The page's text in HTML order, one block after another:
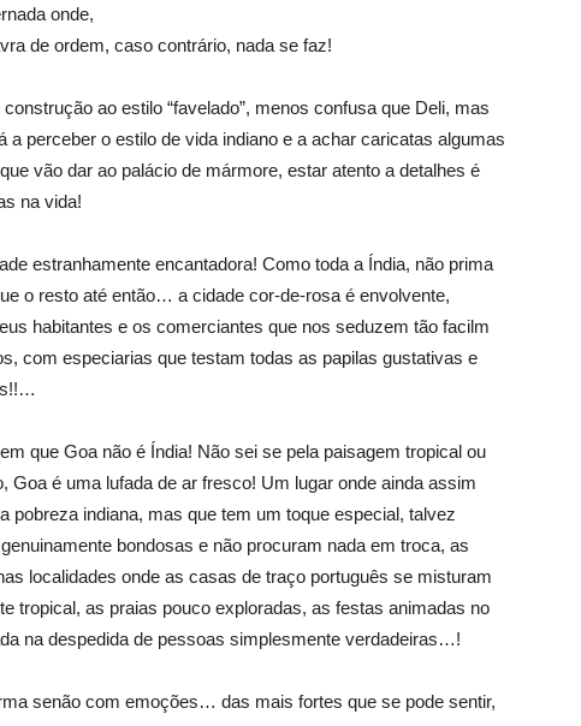
onde,
de ordem, caso contrário, nada se faz!
ao estilo “favelado”, menos confusa que Deli, mas
perceber o estilo de vida indiano e a achar caricatas algumas
vão dar ao palácio de mármore, estar atento a detalhes é
na vida!
estranhamente encantadora! Como toda a Índia, não prima
o resto até então… a cidade cor-de-rosa é envolvente,
habitantes e os comerciantes que nos seduzem tão facilm
com especiarias que testam todas as papilas gustativas e
que Goa não é Índia! Não sei se pela paisagem tropical ou
Goa é uma lufada de ar fresco! Um lugar onde ainda assim
pobreza indiana, mas que tem um toque especial, talvez
bondosas e não procuram nada em troca, as
localidades onde as casas de traço português se misturam
tropical, as praias pouco exploradas, as festas animadas no
na despedida de pessoas simplesmente verdadeiras…!
senão com emoções… das mais fortes que se pode sentir,